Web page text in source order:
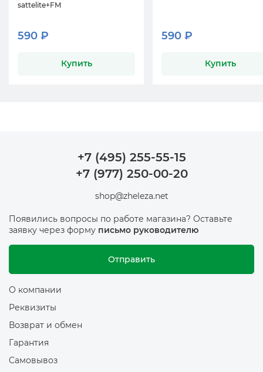
sattelite+FM
590 ₽
Купить
590 ₽
Купить
+7 (495) 255-55-15
+7 (977) 250-00-20
shop@zheleza.net
Появились вопросы по работе магазина? Оставьте
заявку через форму письмо руководителю
Отправить
О компании
Реквизиты
Возврат и обмен
Гарантия
Самовывоз